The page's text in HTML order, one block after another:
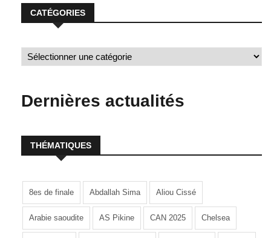
CATÉGORIES
Dernières actualités
THÉMATIQUES
8es de finale Abdallah Sima Aliou Cissé
Arabie saoudite AS Pikine CAN 2025 Chelsea